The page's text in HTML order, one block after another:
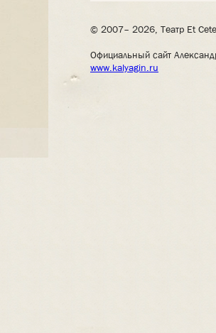
© 2007– 2026, Театр Et
Официальный сайт
www.kalyagin.ru